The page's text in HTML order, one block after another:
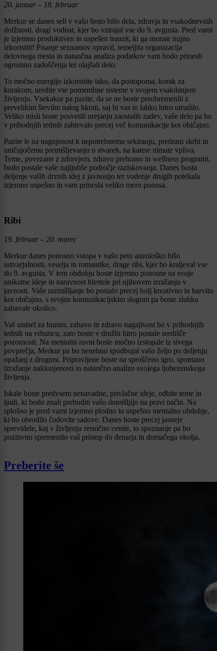
20. januar – 18. februar
Merkur se danes seli v vašo šesto hišo dela, zdravja in vsakodnevnih
dolžnosti, dragi vodnar, kjer bo vztrajal vse do 9. avgusta. Pred vami
je izjemno produktiven in uspešen tranzit, ki ga morate nujno
izkoristiti! Pisanje seznamov opravil, temeljita organizacija
delovnega mesta in natančna analiza podatkov vam bodo prinesli
ogromno zadoščenja ter olajšali delo.
To močno energijo izkoristite tako, da postopoma, korak za
korakom, uredite vse pomembne sisteme v svojem vsakdanjem
življenju. Vsekakor pa pazite, da se ne boste preobremenili z
prevelikim številm nalog hkrati, saj bi vas to lahko hitro utrudilo.
Veliko misli boste posvetili urejanju zaostalih zadev, vaše delo pa bo
v prihodnjih tednih zahtevalo precej več komunikacije kot običajno.
Pazite le na nagnjenost k nepotrebnemu sekiranju, pretirani skrbi in
uničujočemu premišljevanju o stvareh, na katere nimate vpliva.
Teme, povezane z zdravjem, zdravo prehrano in wellness programi,
bodo postale vaše najljubše področje raziskovanja. Danes bosta
deljenje vaših drznih idej z javnostjo ter vodenje drugih potekala
izjemno uspešno in vam prinesla veliko mero ponosa.
Ribi
19. februar – 20. marec
Merkur danes ponosno vstopa v vašo peto astrološko hišo
ustvarjalnosti, veselja in romantike, drage ribi, kjer bo kraljeval vse
do 9. avgusta. V tem obdobju boste izjemno ponosne na svoje
unikatne ideje in naravnost blestele pri njihovem izražanju v
javnosti. Vaše razmišljanje bo postalo precej bolj kreativno in barvito
kot običajno, s svojim komunikacijskim slogom pa boste zlahka
zabavale okolico.
Vaš smisel za humor, zabavo in zdravo nagajivost bo v prihodnjih
tednih na vrhuncu, zato boste v družbi hitro postale središče
pozornosti. Na mentalni ravni boste močno izstopale iz sivega
povprečja, Merkur pa bo nenehno spodbujal vašo željo po deljenju
opažanj z drugimi. Pripravljene boste na sproščeno igro, spontano
izražanje naklonjenosti in natančno analizo svojega ljubezenskega
življenja.
Iskale boste predvsem nenavadne, privlačne ideje, odbite teme in
ljudi, ki bodo znali prebuditi vašo domišljijo na pravi način. Na
splošno je pred vami izjemno plodno in uspešno mentalno obdobje,
ki bo obrodilo čudovite sadove. Danes boste precej jasneje
sprevidele, kaj v življenju resnično cenite, to spoznanje pa bo
pozitivno spremenilo vaš pristop do denarja in domačega okolja.
Preberite še